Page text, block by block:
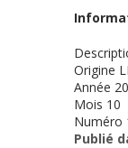
Origine
Année
Mois 10
Numéro
Publié